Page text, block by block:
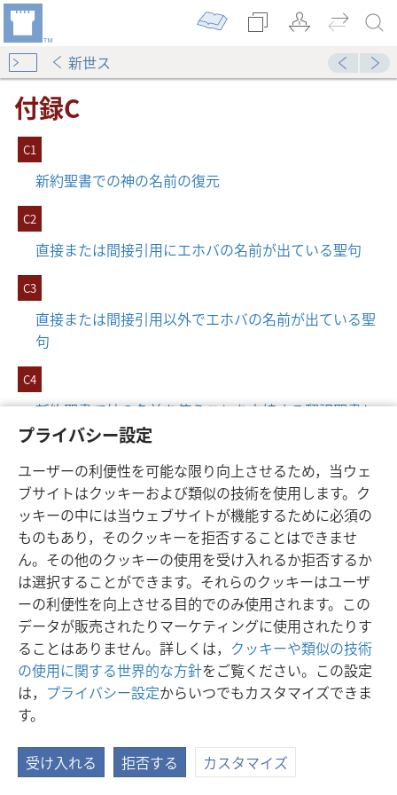
プライバシー設定
ユーザーの利便性を可能な限り向上させるため，当ウェ
ブサイトはクッキーおよび類似の技術を使用します。ク
ッキーの中には当ウェブサイトが機能するために必須の
ものもあり，そのクッキーを拒否することはできませ
ん。その他のクッキーの使用を受け入れるか拒否するか
は選択することができます。それらのクッキーはユーザ
ーの利便性を向上させる目的でのみ使用されます。この
データが販売されたりマーケティングに使用されたりす
ることはありません。詳しくは， クッキーや類似の技術
の使用に関する世界的な方針をご覧ください。この設定
は， プライバシー設定からいつでもカスタマイズできま
す。
受け入れる 拒否する カスタマイズ
新世ス
ている聖句
が出ている聖句
エホバの名前を含む聖句
付録C
C1
新約聖書での神の名前の復元
C2
直接または間接引用にエホバの名前が出ている聖句
C3
直接または間接引用以外でエホバの名前が出ている聖
句
C4
新約聖書で神の名前を使うことを支持する翻訳聖書と
参考文献
日本語 シェアする 設定
Copyright
© 2026 Watch Tower Bible and Tract Society of Pennsylvania
利用規約
プライバシーに関する方針 プライバシー設定
JW.ORG
ログイン